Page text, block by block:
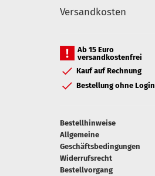
Versandkosten
Ab 15 Euro
versandkostenfrei
Kauf auf Rechnung
Bestellung ohne Login
Bestellhinweise
Allgemeine
Geschäftsbedingungen
Widerrufsrecht
Bestellvorgang